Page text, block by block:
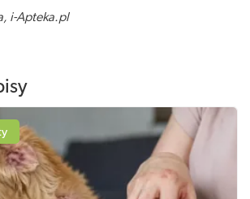
i-Apteka.pl